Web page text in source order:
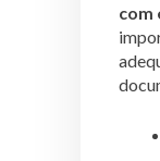
com